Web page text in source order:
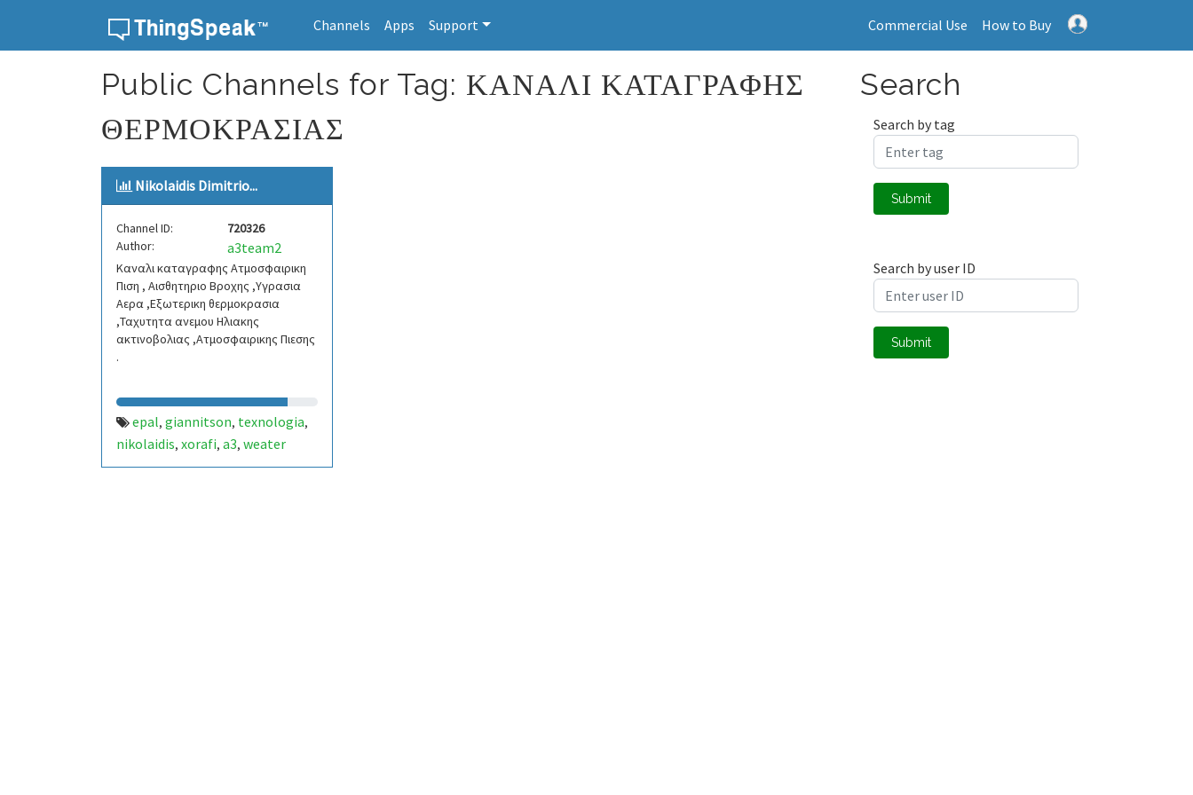
Channels Apps Support Commercial Use How to Buy
Public Channels for Tag: ΚΑΝΑΛΙ ΚΑΤΑΓΡΑΦΗΣ
ΘΕΡΜΟΚΡΑΣΙΑΣ
Nikolaidis Dimitrio...
Channel ID:
720326
Author:
a3team2
Καναλι καταγραφης Ατμοσφαιρικη
Πιση , Αισθητηριο Βροχης ,Υγρασια
Αερα ,Εξωτερικη θερμοκρασια
,Ταχυτητα ανεμου Ηλιακης
ακτινοβολιας ,Ατμοσφαιρικης Πιεσης
.
epal, giannitson, texnologia,
nikolaidis, xorafi, a3, weater
staion,esp32,wemoslolin32,
Search
Search by tag
Submit
Search by user ID
Submit